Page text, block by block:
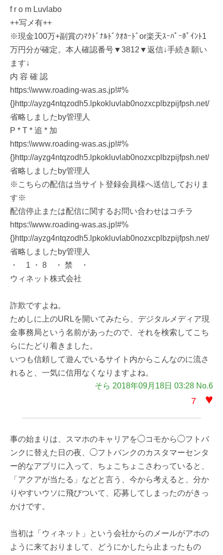
f r o m Luvlabo
++写メ有++
※現金100万+副賞のﾏｸﾄﾞﾅﾙﾄﾞｸｵｶｰﾄﾞor楽天ｽｰﾊﾟｰﾎﾟｲﾝﾄ1
万円分が確定。本人確認番号▼3812▼返信↓手続き願い
ます↓
内 容 確 認
https:\\www.roading-was.as.jp!#%
{}http://ayzg4ntqzodh5.lpkokluvlab0nozxcplbzpijfpsh.net/
省略しましたby管理人
P * T * 追 * 加
https:\\www.roading-was.as.jp!#%
{}http://ayzg4ntqzodh5.lpkokluvlab0nozxcplbzpijfpsh.net/
省略しましたby管理人
※こちらの配信は当サイト登録会員様へ送信しておりま
す※
配信停止または配信に関するお問い合わせはコチラ
https:\\www.roading-was.as.jp!#%
{}http://ayzg4ntqzodh5.lpkokluvlab0nozxcplbzpijfpsh.net/
省略しましたby管理人
・ 1 ・ 8 ・ 禁 ・
ウィネット株式会社
詐欺ですよね。
ためしに上のURLを開いてみたら、デジタルメディア現
金事務局という名前があったので、それを検索してこち
らにたどり着きました。
いつも信頼して遊んでいるサイト内からこんなのに流さ
れると、一気に信用なくなりますよね。
そら 2018年09月18日 03:28 No.6
7 ♥
事の始まりは、スマホのキャリアを◯コモから◯フトバ
ンクに替えた日の夜、◯フトバンクのカスタマーセンタ
ー的なアプリに入って、ちょこちょこさわっていると、
「アクアが当たる」などと言う、今から考えると、分か
りやすいウソに飛びついて、応募してしまったのがきっ
かけです。
当初は「ウィネット」という会社からのメールがアホの
ように来ておりまして、どうにかしたら止まったもの